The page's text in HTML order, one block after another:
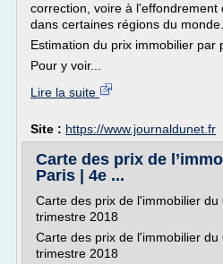
correction, voire à l'effondrement
dans certaines régions du monde.
Estimation du prix immobilier par
Pour y voir...
Lire la suite
Site : https://www.journaldunet.fr
Carte des prix de
Paris | 4e ...
Carte des prix de l'immobilier du
trimestre 2018
Carte des prix de l'immobilier du
trimestre 2018